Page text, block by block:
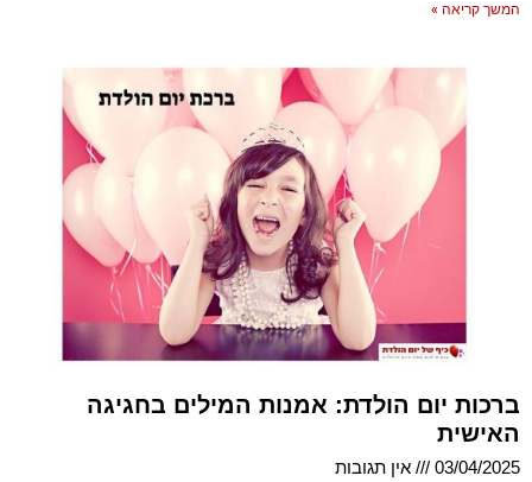
המשך קריאה »
ברכות יום הולדת: אמנות המילים בחגיגה
האישית
03/04/2025
אין תגובות